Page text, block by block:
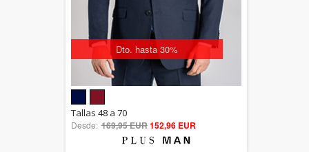
Dto. hasta 30%
out of 5
Tallas 48 a 70
Desde: 169,95 EUR152,96 EUR